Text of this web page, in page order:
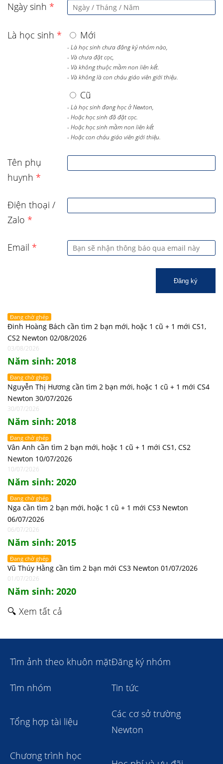
Ngày sinh *
Là học sinh * Mới
- Là học sinh chưa đăng ký nhóm nào,
- Và chưa đặt cọc,
- Và không thuộc mầm non liên kết.
- Và không là con cháu giáo viên giới thiệu.
Cũ
- Là học sinh đang học ở Newton,
- Hoặc học sinh đã đặt cọc.
- Hoặc học sinh mầm non liên kết
- Hoặc con cháu giáo viên giới thiệu.
Tên phụ
huynh *
Điện thoại /
Zalo *
Email *
Đăng ký
Đang chờ ghép
Đinh Hoàng Bách cần tìm 2 bạn mới, hoặc 1 cũ + 1 mới CS1,
CS2 Newton 02/08/2026
03/08/2026
Năm sinh: 2018
Đang chờ ghép
Nguyễn Thị Hương cần tìm 2 bạn mới, hoặc 1 cũ + 1 mới CS4
Newton 30/07/2026
30/07/2026
Năm sinh: 2018
Đang chờ ghép
Vân Anh cần tìm 2 bạn mới, hoặc 1 cũ + 1 mới CS1, CS2
Newton 10/07/2026
10/07/2026
Năm sinh: 2020
Đang chờ ghép
Nga cần tìm 2 bạn mới, hoặc 1 cũ + 1 mới CS3 Newton
06/07/2026
06/07/2026
Năm sinh: 2015
Đang chờ ghép
Vũ Thúy Hằng cần tìm 2 bạn mới CS3 Newton 01/07/2026
01/07/2026
Năm sinh: 2020
🔍 Xem tất cả
Tìm ảnh theo khuôn mặtĐăng ký nhóm
Tìm nhóm Tin tức
Tổng hợp tài liệu
Các cơ sở trường
Newton
Chương trình học